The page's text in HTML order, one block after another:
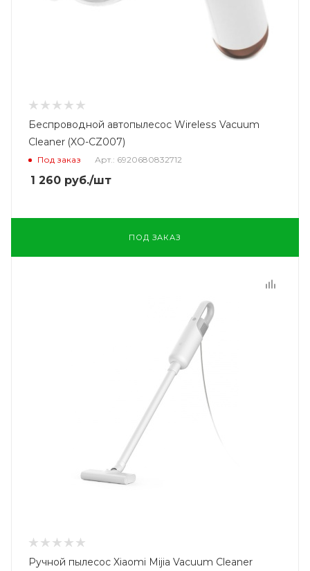
Беспроводной автопылесос Wireless Vacuum
Cleaner (XO-CZ007)
Под заказ Арт.: 6920680832712
1 260 руб./шт
ПОД ЗАКАЗ
Ручной пылесос Xiaomi Mijia Vacuum Cleaner